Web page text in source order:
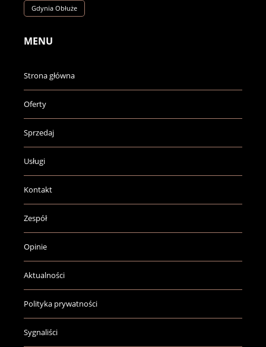
Gdynia Obłuże
MENU
Strona główna
Oferty
Sprzedaj
Usługi
Kontakt
Zespół
Opinie
Aktualności
Polityka prywatności
Sygnaliści